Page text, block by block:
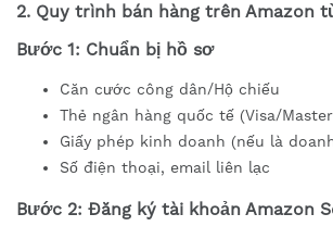
2. Quy trình bán hàng trên Amazon
Bước 1: Chuẩn bị hồ sơ
Căn cước công dân/Hộ chiếu
Thẻ ngân hàng quốc tế (Visa/
Giấy phép kinh doanh (nếu là
Số điện thoại, email liên lạc
Bước 2: Đăng ký tài khoản Amazon